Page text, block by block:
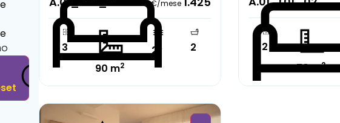
Parzialmente arredato
€/mese
3
90 m2
2° 2
2
70 m2